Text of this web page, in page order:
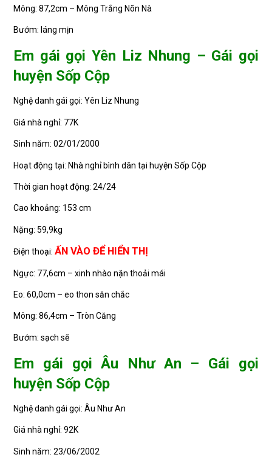
Mông: 87,2cm – Mông Trắng Nõn Nà
Bướm: láng mịn
Em gái gọi Yên Liz Nhung – Gái gọi
huyện Sốp Cộp
Nghệ danh gái gọi: Yên Liz Nhung
Giá nhà nghỉ: 77K
Sinh năm: 02/01/2000
Hoạt động tại: Nhà nghỉ bình dân tại huyện Sốp Cộp
Thời gian hoạt động: 24/24
Cao khoảng: 153 cm
Nặng: 59,9kg
Điện thoại:ẤN VÀO ĐỂ HIỂN THỊ
Ngực: 77,6cm – xinh nhào nặn thoải mái
Eo: 60,0cm – eo thon săn chắc
Mông: 86,4cm – Tròn Căng
Bướm: sạch sẽ
Em gái gọi Âu Như An – Gái gọi
huyện Sốp Cộp
Nghệ danh gái gọi: Âu Như An
Giá nhà nghỉ: 92K
Sinh năm: 23/06/2002